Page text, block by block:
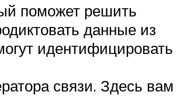
поможет решить
данные из
идентифицировать
связи. Здесь вам